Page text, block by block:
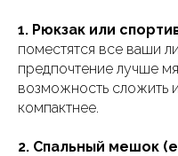
1. Рюкзак или
поместятся все ваши
предпочтение лучше
возможность сложить
компактнее.
2. Спальный мешок